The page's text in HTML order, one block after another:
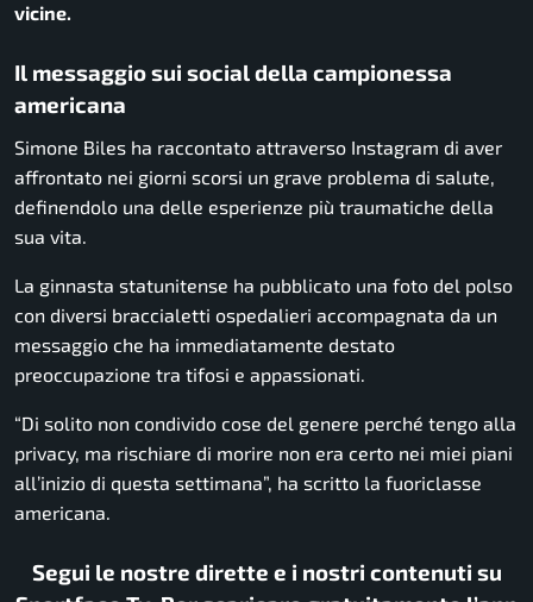
vicine.
Il messaggio sui social della campionessa
americana
Simone Biles ha raccontato attraverso Instagram di aver
affrontato nei giorni scorsi un grave problema di salute,
definendolo una delle esperienze più traumatiche della
sua vita.
La ginnasta statunitense ha pubblicato una foto del polso
con diversi braccialetti ospedalieri accompagnata da un
messaggio che ha immediatamente destato
preoccupazione tra tifosi e appassionati.
“Di solito non condivido cose del genere perché tengo alla
privacy, ma rischiare di morire non era certo nei miei piani
all’inizio di questa settimana”, ha scritto la fuoriclasse
americana.
Segui le nostre dirette e i nostri contenuti su